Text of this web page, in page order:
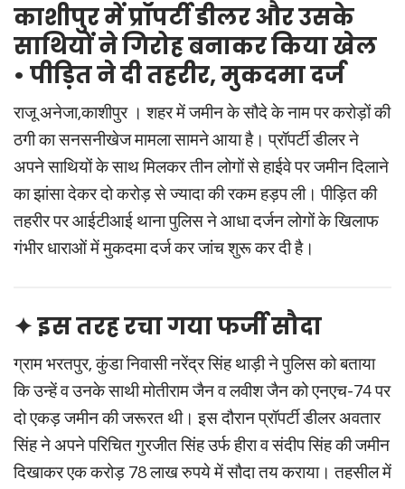
काशीपुर में प्रॉपर्टी डीलर और उसके
साथियों ने गिरोह बनाकर किया खेल
• पीड़ित ने दी तहरीर, मुकदमा दर्ज
राजू अनेजा,काशीपुर । शहर में जमीन के सौदे के नाम पर करोड़ों की
ठगी का सनसनीखेज मामला सामने आया है। प्रॉपर्टी डीलर ने
अपने साथियों के साथ मिलकर तीन लोगों से हाईवे पर जमीन दिलाने
का झांसा देकर दो करोड़ से ज्यादा की रकम हड़प ली। पीड़ित की
तहरीर पर आईटीआई थाना पुलिस ने आधा दर्जन लोगों के खिलाफ
गंभीर धाराओं में मुकदमा दर्ज कर जांच शुरू कर दी है।
✦ इस तरह रचा गया फर्जी सौदा
ग्राम भरतपुर, कुंडा निवासी नरेंद्र सिंह थाड़ी ने पुलिस को बताया
कि उन्हें व उनके साथी मोतीराम जैन व लवीश जैन को एनएच-74 पर
दो एकड़ जमीन की जरूरत थी। इस दौरान प्रॉपर्टी डीलर अवतार
सिंह ने अपने परिचित गुरजीत सिंह उर्फ हीरा व संदीप सिंह की जमीन
दिखाकर एक करोड़ 78 लाख रुपये में सौदा तय कराया। तहसील में